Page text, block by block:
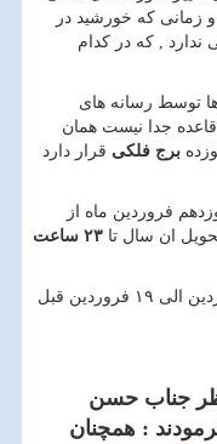
و زمانی که خورشید در
ندارد , که در کدام
توسط رسانه های
جدا نیست همان
برج فلکی قرار دارد
فروردین ماه از
ان سال تا
۲۳ ساعت
و در سال های کبیسه این اتفاق در ۱۸ فروردین الی ۱۹ فروردین قبل
جناب حسن
: همچنان